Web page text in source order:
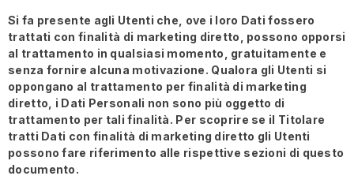
Si fa presente agli Utenti che, ove i loro Dati fossero
trattati con finalità di marketing diretto, possono opporsi
al trattamento in qualsiasi momento, gratuitamente e
senza fornire alcuna motivazione. Qualora gli Utenti si
oppongano al trattamento per finalità di marketing
diretto, i Dati Personali non sono più oggetto di
trattamento per tali finalità. Per scoprire se il Titolare
tratti Dati con finalità di marketing diretto gli Utenti
possono fare riferimento alle rispettive sezioni di questo
documento.